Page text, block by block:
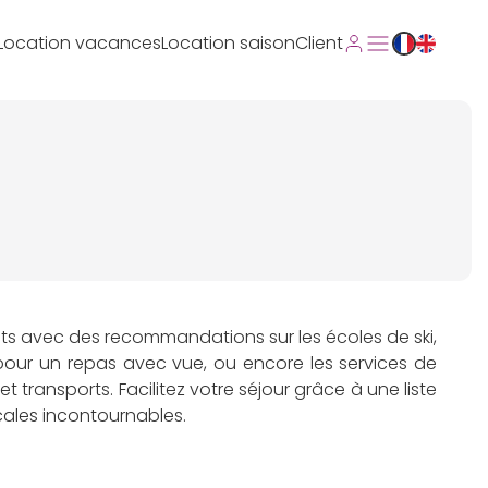
vacancesLocation saisonClient
avec des recommandations sur les écoles de ski,
un repas avec vue, ou encore les services de
transports. Facilitez votre séjour grâce à une liste
incontournables.